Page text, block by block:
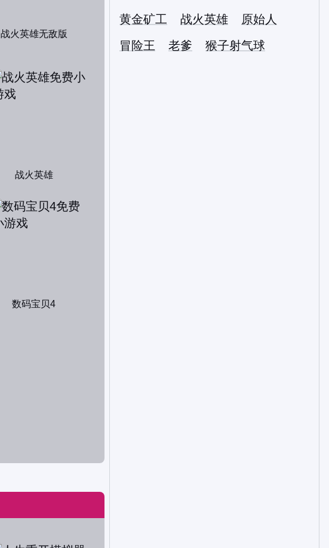
战火英雄无敌版
战火英雄
数码宝贝4
黄金矿工
战火英雄
原始人
冒险王
老爹 猴子射气球